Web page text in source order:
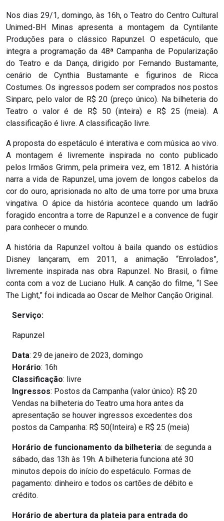
Nos dias 29/1, domingo, às 16h, o Teatro do Centro Cultural
Unimed-BH Minas apresenta a montagem da Cyntilante
Produções para o clássico Rapunzel. O espetáculo, que
integra a programação da 48ª Campanha de Popularização
do Teatro e da Dança, dirigido por Fernando Bustamante,
cenário de Cynthia Bustamante e figurinos de Ricca
Costumes. Os ingressos podem ser comprados nos postos
Sinparc, pelo valor de R$ 20 (preço único). Na bilheteria do
Teatro o valor é de R$ 50 (inteira) e R$ 25 (meia). A
classificação é livre. A classificação livre.
A proposta do espetáculo é interativa e com música ao vivo.
A montagem é livremente inspirada no conto publicado
pelos Irmãos Grimm, pela primeira vez, em 1812. A história
narra a vida de Rapunzel, uma jovem de longos cabelos da
cor do ouro, aprisionada no alto de uma torre por uma bruxa
vingativa. O ápice da história acontece quando um ladrão
foragido encontra a torre de Rapunzel e a convence de fugir
para conhecer o mundo.
A história da Rapunzel voltou à baila quando os estúdios
Disney lançaram, em 2011, a animação “Enrolados”,
livremente inspirada nas obra Rapunzel. No Brasil, o filme
conta com a voz de Luciano Hulk. A canção do filme, “I See
The Light,” foi indicada ao Oscar de Melhor Canção Original.
Serviço:
Rapunzel
Data: 29 de janeiro de 2023, domingo
Horário: 16h
Classificação: livre
Ingressos: Postos da Campanha (valor único): R$ 20
Vendas na bilheteria do Teatro uma hora antes da
apresentação se houver ingressos excedentes dos
postos da Campanha: R$ 50(Inteira) e R$ 25 (meia)
Horário de funcionamento da bilheteria: de segunda a
sábado, das 13h às 19h. A bilheteria funciona até 30
minutos depois do início do espetáculo. Formas de
pagamento: dinheiro e todos os cartões de débito e
crédito.
Horário de abertura da plateia para entrada do